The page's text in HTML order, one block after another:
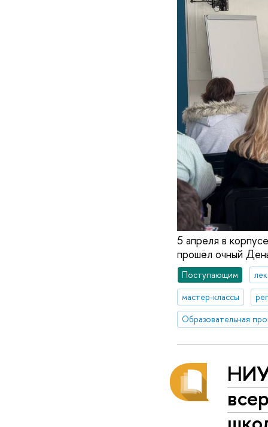
5 апреля в
прошёл очный
Поступающим
мастер-классы